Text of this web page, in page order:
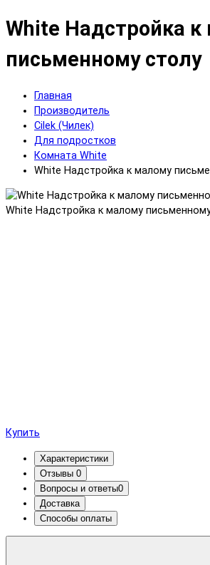
White Надстройка
письменному столу
Главная
Производитель
Cilek (Чилек)
Для подростков
Комната White
White Надстройка к малому
White Надстройка к малому
Купить
Характеристики
Отзывы 0
Вопросы и ответы0
Доставка
Способы оплаты